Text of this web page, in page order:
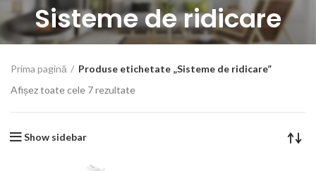
Sisteme de ridicare
Prima pagină
Produse etichetate „Sisteme de ridicare”
Afișez toate cele 7 rezultate
Show sidebar